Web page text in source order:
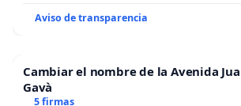
Aviso de transparencia
Cambiar el nombre de la Avenida
Gavà
5 firmas